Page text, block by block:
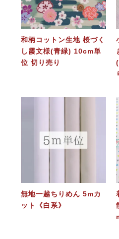
和柄コットン生地 桜づく
し霞文様(青緑) 10cm単
位 切り売り
無地一越ちりめん 5mカ
ット《白系》